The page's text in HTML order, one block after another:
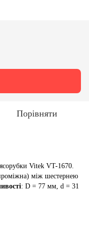
Порівняти
Vitek VT-1670.
між шестернею
: D = 77 мм, d = 31